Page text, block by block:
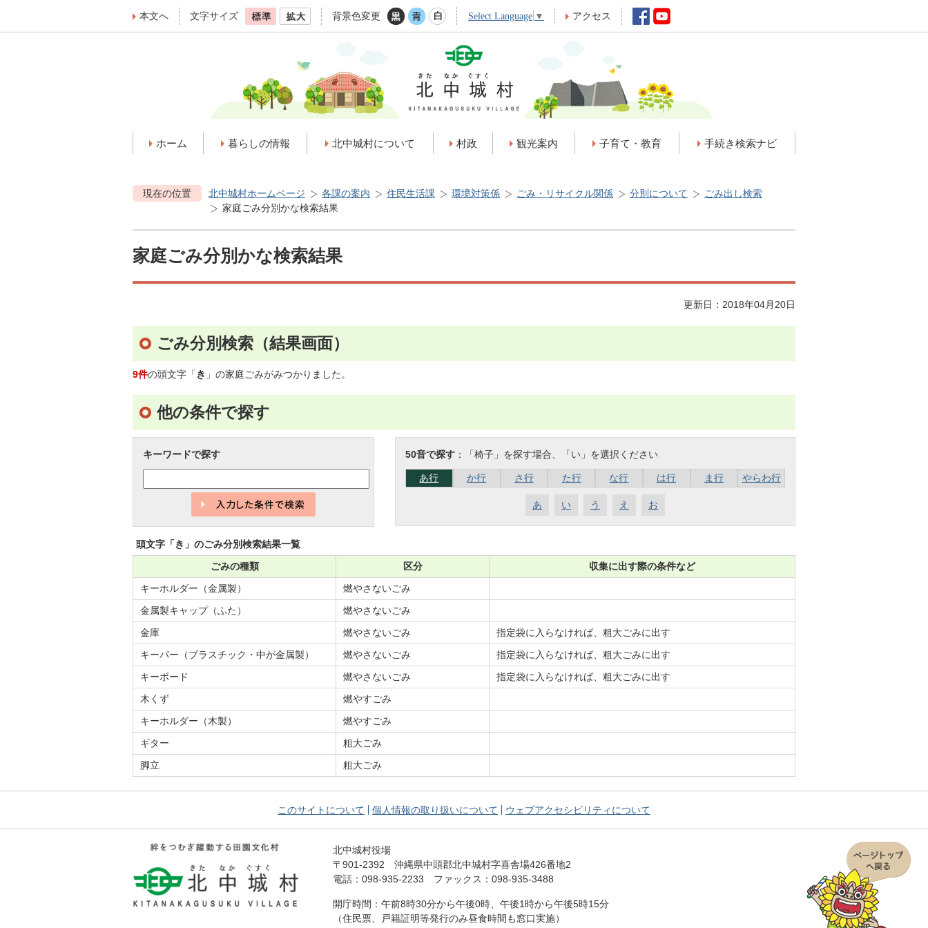
本文へ 文字サイズ 背景色変更 Select Language ▼ アクセス
ホーム 暮らしの情報 北中城村について 村政 観光案内 子育て・教育 手続き検索ナビ
現在の位置 北中城村ホームページ 各課の案内 住民生活課 環境対策係 ごみ・リサイクル関係 分別について
ごみ出し検索
家庭ごみ分別かな検索結果
家庭ごみ分別かな検索結果
更新日：2018年04月20日
ごみ分別検索 （結果画面）
9件の頭文字「 き 」の家庭ごみがみつかりました。
他の条件で探す
キーワードで探す 50音で探す ：「椅子」を探す場合、「い」を選択ください
あ行 か行 さ行 た行 な行 は行 ま行 やらわ行
あ い う え お
頭文字「き 」のごみ分別検索結果一覧
ごみの種類
区分
収集に出す際の条件など
キーホルダー（金属製）
燃やさないごみ
金属製キャップ（ふた）
燃やさないごみ
金庫
燃やさないごみ
指定袋に入らなければ、粗大ごみに出す
キーパー（プラスチック・中が金属製）
燃やさないごみ
指定袋に入らなければ、粗大ごみに出す
キーボード
燃やさないごみ
指定袋に入らなければ、粗大ごみに出す
木くず
燃やすごみ
キーホルダー（木製）
燃やすごみ
ギター
粗大ごみ
脚立
粗大ごみ
このサイトについて 個人情報の取り扱いについて ウェブアクセシビリティについて
北中城村役場
〒901-2392 沖縄県中頭郡北中城村字喜舎場426番地2
電話：098-935-2233 ファックス：098-935-3488
開庁時間：午前8時30分から午後0時、 午後1時から午後5時15分
（住民票、戸籍証明等発行のみ昼食時間も窓口実施）